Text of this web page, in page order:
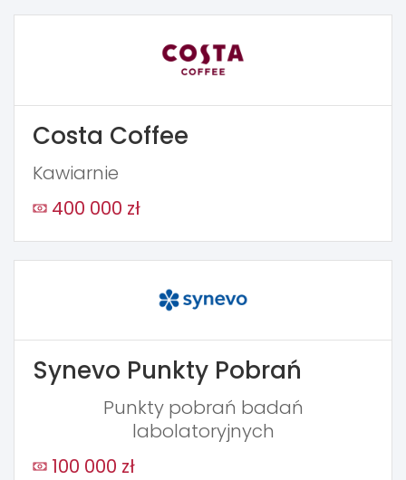
Costa Coffee
Kawiarnie
400 000 zł
Synevo Punkty Pobrań
Punkty pobrań badań
labolatoryjnych
100 000 zł